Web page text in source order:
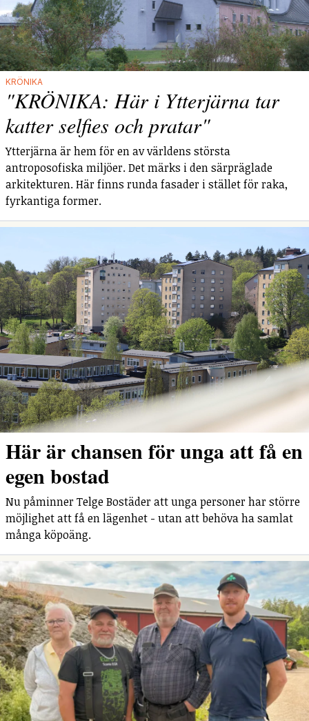
KRÖNIKA
"KRÖNIKA: Här i Ytterjärna tar
katter selfies och pratar"
Ytterjärna är hem för en av världens största
antroposofiska miljöer. Det märks i den särpräglade
arkitekturen. Här finns runda fasader i stället för raka,
fyrkantiga former.
Här är chansen för unga att få en
egen bostad
Nu påminner Telge Bostäder att unga personer har större
möjlighet att få en lägenhet - utan att behöva ha samlat
många köpoäng.